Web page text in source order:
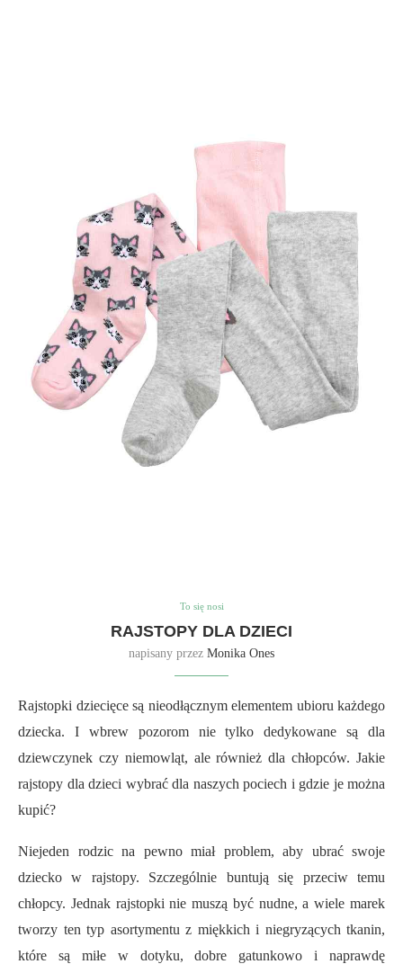
To się nosi
RAJSTOPY DLA DZIECI
napisany przez Monika Ones
Rajstopki dziecięce są nieodłącznym elementem ubioru każdego
dziecka. I wbrew pozorom nie tylko dedykowane są dla
dziewczynek czy niemowląt, ale również dla chłopców. Jakie
rajstopy dla dzieci wybrać dla naszych pociech i gdzie je można
kupić?
Niejeden rodzic na pewno miał problem, aby ubrać swoje
dziecko w rajstopy. Szczególnie buntują się przeciw temu
chłopcy. Jednak rajstopki nie muszą być nudne, a wiele marek
tworzy ten typ asortymentu z miękkich i niegryzących tkanin,
które są miłe w dotyku, dobre gatunkowo i naprawdę